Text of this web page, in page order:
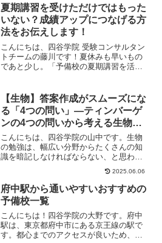
夏期講習を受けただけではもった
いない？成績アップにつなげる方
法をお伝えします！
こんにちは、四谷学院 受験コンサルタン
トチームの藤川です！夏休みも早いもの
であと少し。「予備校の夏期講習を活用
【生物】答案作成がスムーズにな
る「4つの問い」—ティンバーゲ
ンの4つの問いから考える生物学
習のポイント
こんにちは、四谷学院の山中です。生物
の勉強は、幅広い分野からたくさんの知
識を暗記しなければならない、と思われ
がちです。確かに暗記は必要ですが、た
2025.06.06
府中駅から通いやすいおすすめの
予備校一覧
こんにちは！四谷学院の大野です。府中
駅は、東京都府中市にある京王線の駅で
す。都心までのアクセスが良いため、一